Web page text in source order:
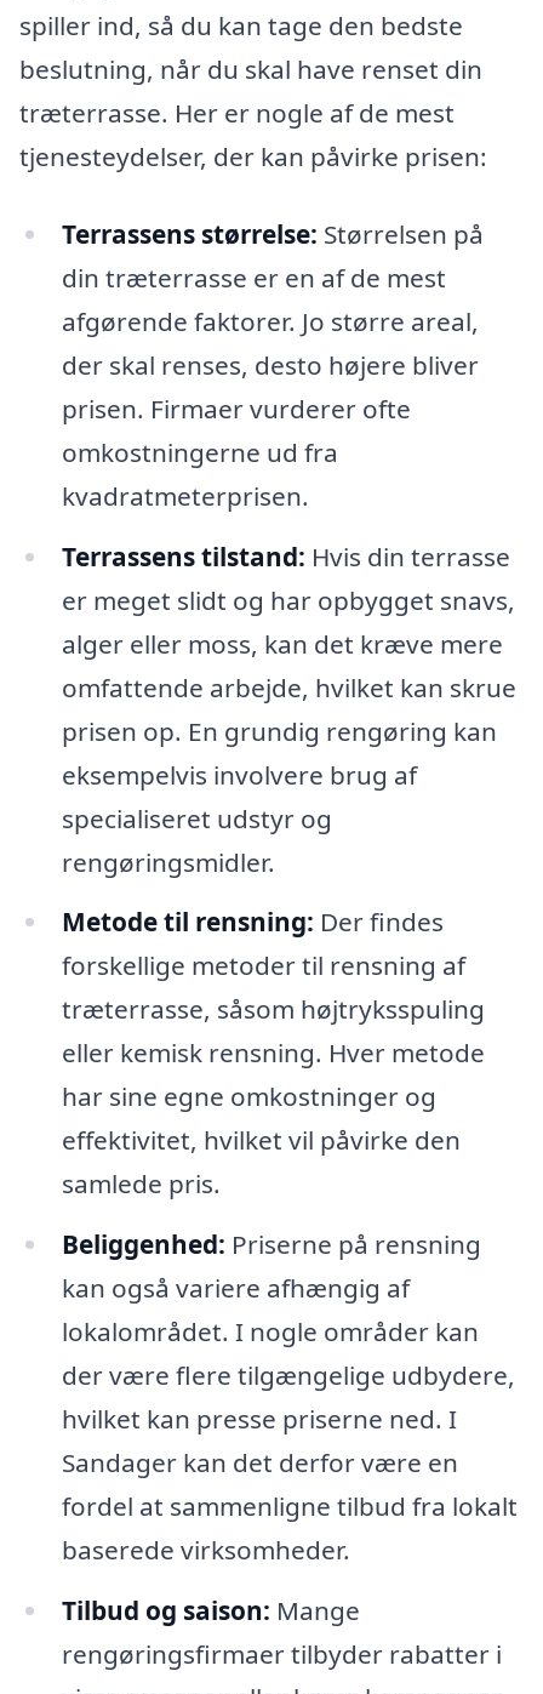
spiller ind, så du kan tage den bedste
beslutning, når du skal have renset din
træterrasse. Her er nogle af de mest
tjenesteydelser, der kan påvirke prisen:
Terrassens størrelse: Størrelsen på
din træterrasse er en af de mest
afgørende faktorer. Jo større areal,
der skal renses, desto højere bliver
prisen. Firmaer vurderer ofte
omkostningerne ud fra
kvadratmeterprisen.
Terrassens tilstand: Hvis din terrasse
er meget slidt og har opbygget snavs,
alger eller moss, kan det kræve mere
omfattende arbejde, hvilket kan skrue
prisen op. En grundig rengøring kan
eksempelvis involvere brug af
specialiseret udstyr og
rengøringsmidler.
Metode til rensning: Der findes
forskellige metoder til rensning af
træterrasse, såsom højtryksspuling
eller kemisk rensning. Hver metode
har sine egne omkostninger og
effektivitet, hvilket vil påvirke den
samlede pris.
Beliggenhed: Priserne på rensning
kan også variere afhængig af
lokalområdet. I nogle områder kan
der være flere tilgængelige udbydere,
hvilket kan presse priserne ned. I
Sandager kan det derfor være en
fordel at sammenligne tilbud fra lokalt
baserede virksomheder.
Tilbud og saison: Mange
rengøringsfirmaer tilbyder rabatter i